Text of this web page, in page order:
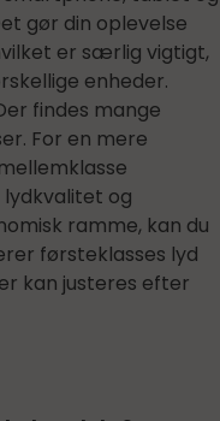
gør din oplevelse
er særlig vigtigt,
enheder.
findes mange
For en mere
og
ramme, kan du
førsteklasses lyd
kan justeres efter